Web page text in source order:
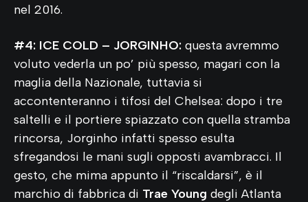
nel 2016.
#4: ICE COLD – JORGINHO: questa avremmo
voluto vederla un po’ più spesso, magari con la
maglia della Nazionale, tuttavia si
accontenteranno i tifosi del Chelsea: dopo i tre
saltelli e il portiere spiazzato con quella stramba
rincorsa, Jorginho infatti spesso esulta
sfregandosi le mani sugli opposti avambracci. Il
gesto, che mima appunto il “riscaldarsi”, è il
marchio di fabbrica di Trae Young degli Atlanta